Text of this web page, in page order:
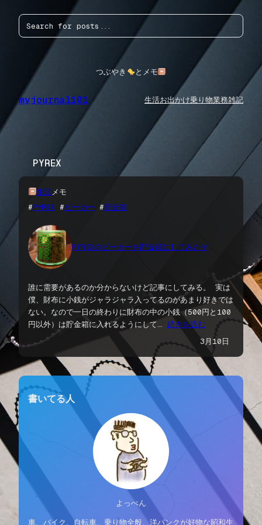
検
索
つぶやき とメモ
myjournal101 生活お出かけ乗り物業務雑記
PYREX
生活 メモ
#PYREX # ビーカー #貯金箱
PYREXのビーカーを貯金箱にしてみたぞ
誰に需要があるのか分からないけど記事にしてみる。 実は
僕、財布に小銭がジャラジャラ入ってるのがあまり好きでは
ない。なので一日の終わりに財布の中の小銭（500円と100
円以外）は貯金箱に入れるようにして… 続きを読む
3月10日
書いてる人
よっぺん
車、バイク、自転車、乗り物全般、洋パンクが好物な昭和生